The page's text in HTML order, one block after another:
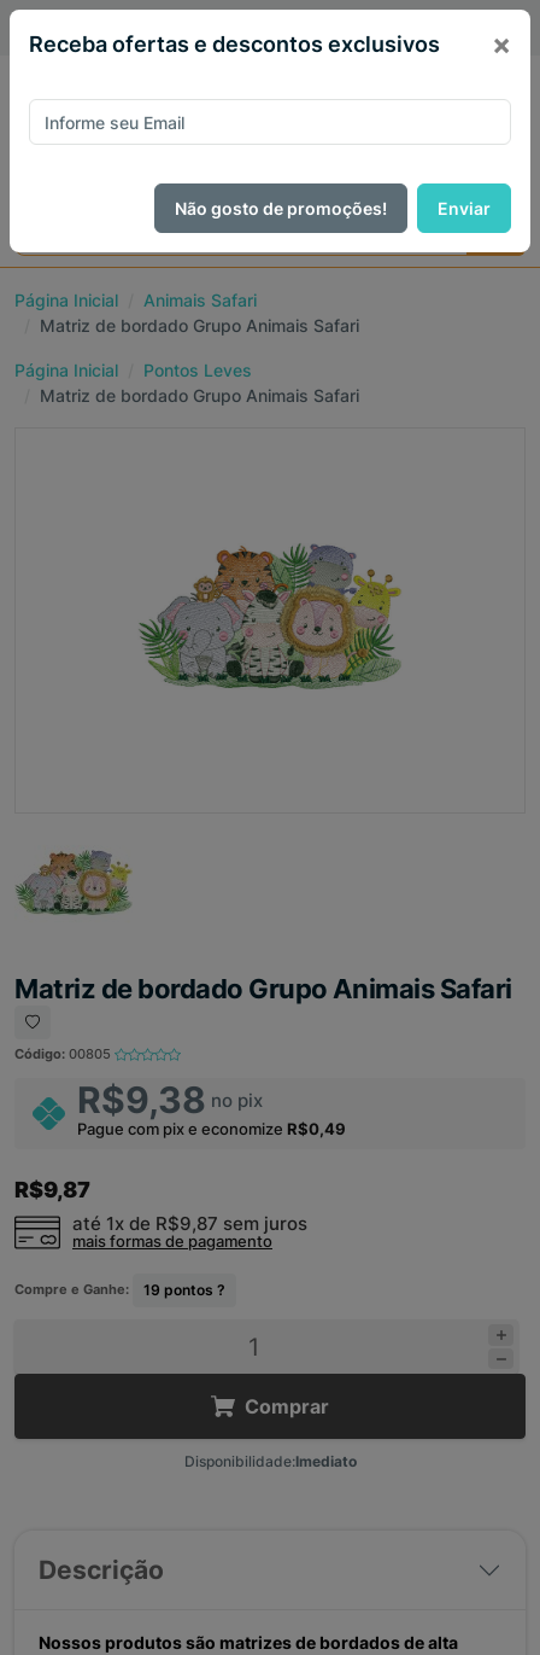
Página Inicial
Animais Safari
Matriz de bordado Grupo Animais Safari
Página Inicial
Pontos Leves
Matriz de bordado Grupo Animais Safari
Matriz de bordado Grupo Animais Safari
Código: 00805
R$9,38 no pix
Pague com pix e economize R$0,49
R$9,87
até 1x de R$9,87 sem juros
mais formas de pagamento
Compre e Ganhe: 19 pontos ?
Comprar
Disponibilidade:Imediato
Descrição
Nossos produtos são matrizes de bordados de alta
Receba ofertas e descontos exclusivos ×
Não gosto de promoções! Enviar